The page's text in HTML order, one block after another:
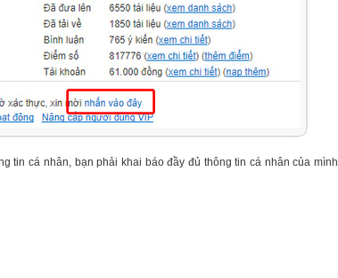
tin cá nhân, bạn phải khai báo đầy đủ thông tin cá nhân của mình